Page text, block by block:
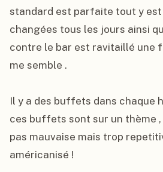
standard est parfaite tout y
changées tous les jours ainsi
contre le bar est ravitaillé une
me semble .
Il y a des buffets dans chaque
ces buffets sont sur un thème
pas mauvaise mais trop
américanisé !